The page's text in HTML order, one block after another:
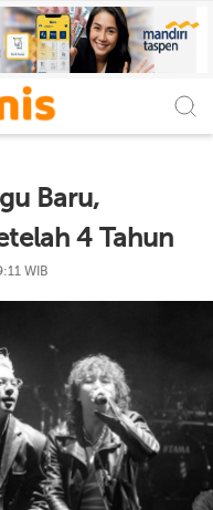
Baru,
4 Tahun
WIB